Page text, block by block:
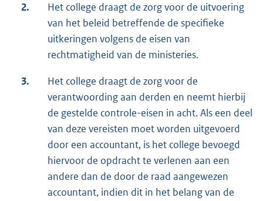
2.
Het college draagt de zorg voor de uitvoering
van het beleid betreffende de specifieke
uitkeringen volgens de eisen van
rechtmatigheid van de ministeries.
3.
Het college draagt de zorg voor de
verantwoording aan derden en neemt hierbij
de gestelde controle-eisen in acht. Als een deel
van deze vereisten moet worden uitgevoerd
door een accountant, is het college bevoegd
hiervoor de opdracht te verlenen aan een
andere dan de door de raad aangewezen
accountant, indien dit in het belang van de